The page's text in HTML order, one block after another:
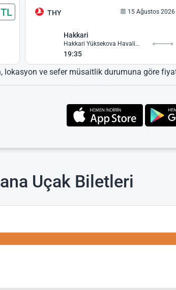
THY 15 Ağustos 2026
Hakkari
Hakkari Yüksekova Havalimanı
19:35
lokasyon ve sefer müsaitlik durumuna göre
Uçak Biletleri